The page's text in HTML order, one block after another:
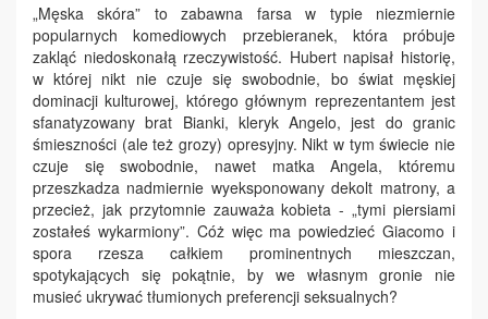
„Męska skóra” to zabawna farsa w typie niezmiernie
popularnych komediowych przebieranek, która próbuje
zakląć niedoskonałą rzeczywistość. Hubert napisał historię,
w której nikt nie czuje się swobodnie, bo świat męskiej
dominacji kulturowej, którego głównym reprezentantem jest
sfanatyzowany brat Bianki, kleryk Angelo, jest do granic
śmieszności (ale też grozy) opresyjny. Nikt w tym świecie nie
czuje się swobodnie, nawet matka Angela, któremu
przeszkadza nadmiernie wyeksponowany dekolt matrony, a
przecież, jak przytomnie zauważa kobieta - „tymi piersiami
zostałeś wykarmiony”. Cóż więc ma powiedzieć Giacomo i
spora rzesza całkiem prominentnych mieszczan,
spotykających się pokątnie, by we własnym gronie nie
musieć ukrywać tłumionych preferencji seksualnych?